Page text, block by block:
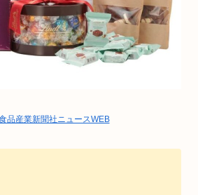
品産業新聞社ニュースWEB